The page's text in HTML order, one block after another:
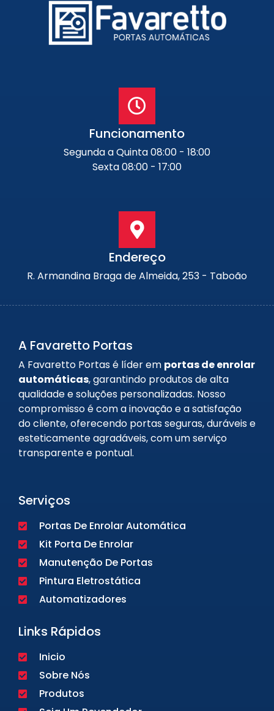
Funcionamento
Segunda a Quinta 08:00 - 18:00
Sexta 08:00 - 17:00
Endereço
R. Armandina Braga de Almeida, 253 - Taboão
A Favaretto Portas
A Favaretto Portas é líder em portas de enrolar
automáticas, garantindo produtos de alta
qualidade e soluções personalizadas. Nosso
compromisso é com a inovação e a satisfação
do cliente, oferecendo portas seguras, duráveis e
esteticamente agradáveis, com um serviço
transparente e pontual.
Serviços
Portas De Enrolar Automática
Kit Porta De Enrolar
Manutenção De Portas
Pintura Eletrostática
Automatizadores
Links Rápidos
Inicio
Sobre Nós
Produtos